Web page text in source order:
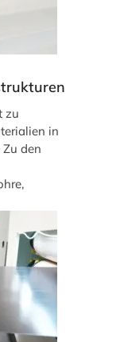
zu
in
den